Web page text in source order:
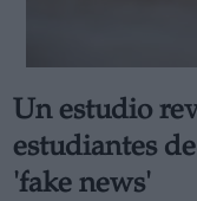
Un estudio
estudiantes
'fake news'